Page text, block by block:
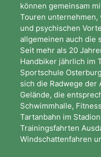
können gemeinsam
Touren
und psychischen
allgemeinen auch die
Seit mehr als 20
Handbiker jährlich im
Sportschule
sich die Radwege der
Gelände, die
Schwimmhalle,
Tartanbahn im
Trainingsfahrten
Windschattenfahren